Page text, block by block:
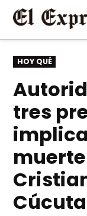
Saltar
contenido
PUBLICADO
EN
HOY QUÉ
tres
Cúcuta